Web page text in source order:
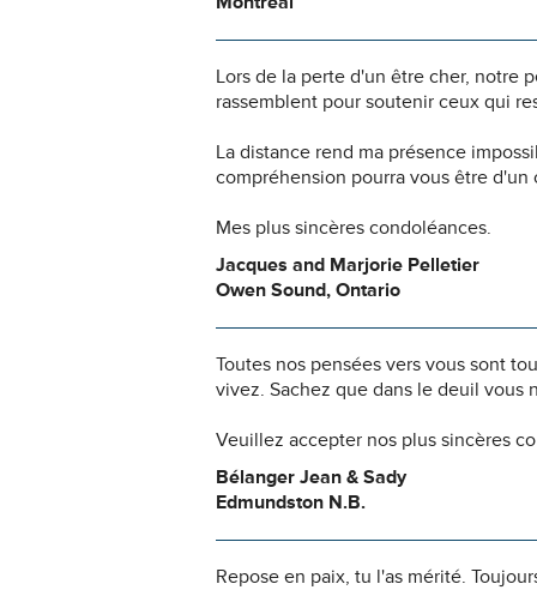
Lors de la perte d'un être cher, notre
rassemblent pour soutenir ceux qui
La distance rend ma présence
compréhension pourra vous être d'un
Mes plus sincères condoléances.
Jacques and Marjorie Pelletier
Owen Sound, Ontario
Toutes nos pensées vers vous sont
vivez. Sachez que dans le deuil vous
Veuillez accepter nos plus sincères
Bélanger Jean & Sady
Edmundston N.B.
Repose en paix, tu l'as mérité.